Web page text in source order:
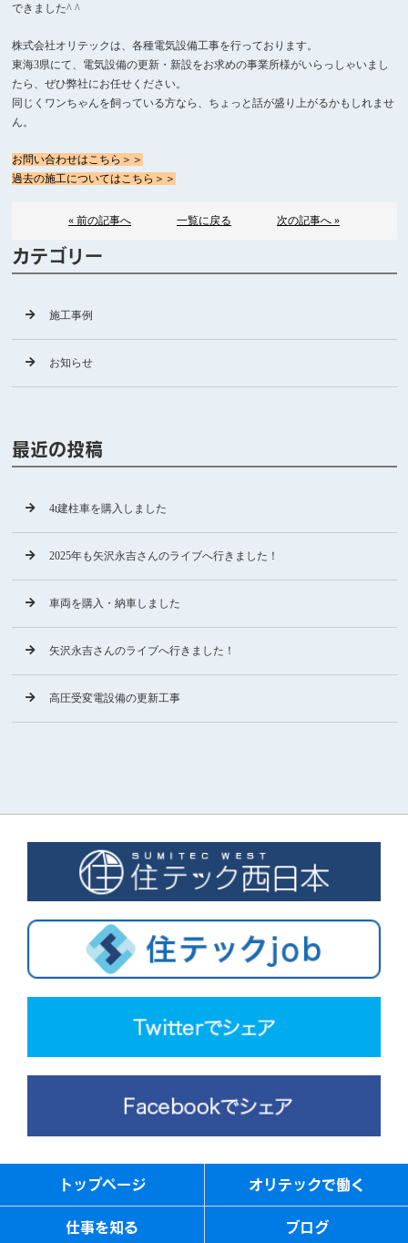
できました^ ^
株式会社オリテックは、各種電気設備工事を行っております。
東海3県にて、電気設備の更新・新設をお求めの事業所様がいらっしゃいまし
たら、ぜひ弊社にお任せください。
同じくワンちゃんを飼っている方なら、ちょっと話が盛り上がるかもしれませ
ん。
お問い合わせはこちら＞＞
過去の施工についてはこちら＞＞
« 前の記事へ 一覧に戻る 次の記事へ »
カテゴリー
施工事例
お知らせ
最近の投稿
4t建柱車を購入しました
2025年も矢沢永吉さんのライブへ行きました！
車両を購入・納車しました
矢沢永吉さんのライブへ行きました！
高圧受変電設備の更新工事
トップページ オリテックで働く
仕事を知る ブログ